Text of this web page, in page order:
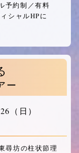
予約制／有料
シャルHPに
ー
（日）
尋坊の柱状節理